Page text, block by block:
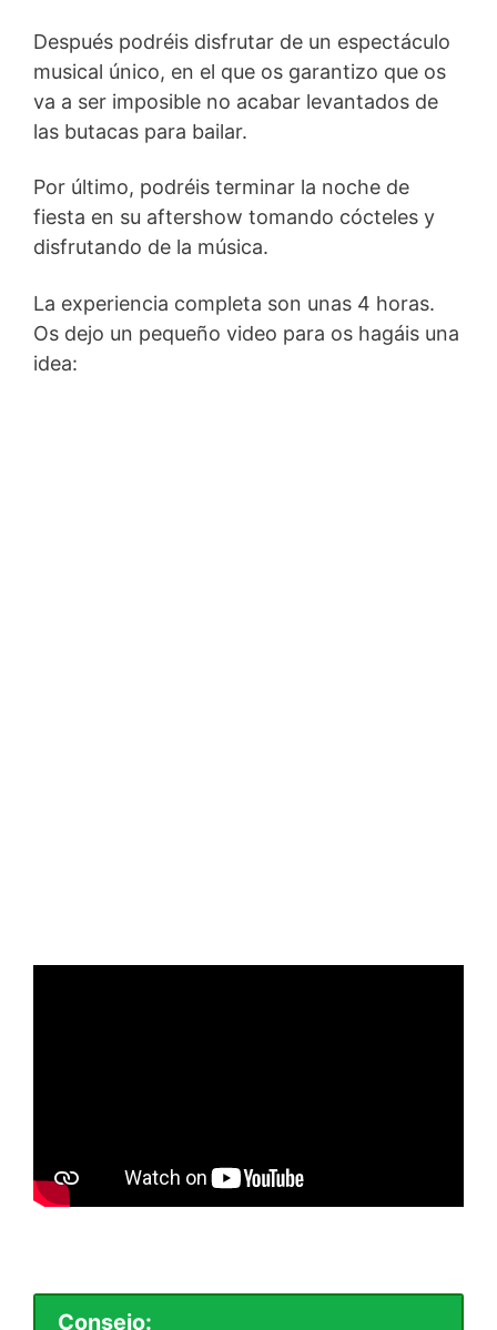
Después podréis disfrutar de un espectáculo
musical único, en el que os garantizo que os
va a ser imposible no acabar levantados de
las butacas para bailar.
Por último, podréis terminar la noche de
fiesta en su aftershow tomando cócteles y
disfrutando de la música.
La experiencia completa son unas 4 horas.
Os dejo un pequeño video para os hagáis una
idea:
Consejo: